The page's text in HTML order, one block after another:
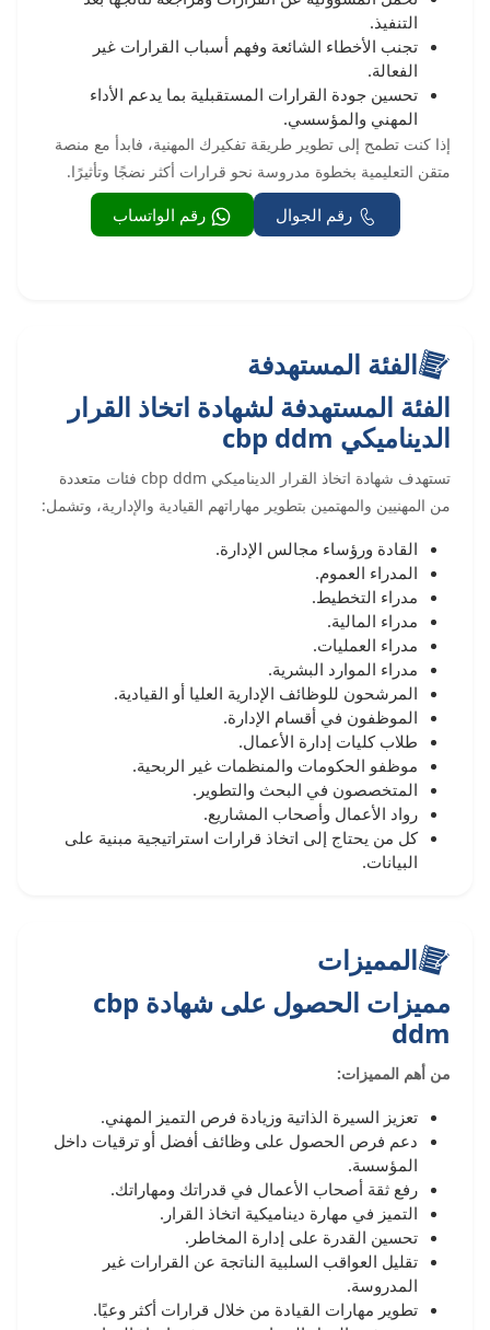
التنفيذ.
تجنب الأخطاء الشائعة وفهم أسباب القرارات غير
الفعالة.
تحسين جودة القرارات المستقبلية بما يدعم الأداء
المهني والمؤسسي.
إذا كنت تطمح إلى تطوير طريقة تفكيرك المهنية، فابدأ مع منصة
متقن التعليمية بخطوة مدروسة نحو قرارات أكثر نضجًا وتأثيرًا.
رقم الجوال رقم الواتساب
الفئة المستهدفة
الفئة المستهدفة لشهادة اتخاذ القرار
الديناميكي cbp ddm
تستهدف شهادة اتخاذ القرار الديناميكي cbp ddm فئات متعددة
من المهنيين والمهتمين بتطوير مهاراتهم القيادية والإدارية، وتشمل:
القادة ورؤساء مجالس الإدارة.
المدراء العموم.
مدراء التخطيط.
مدراء المالية.
مدراء العمليات.
مدراء الموارد البشرية.
المرشحون للوظائف الإدارية العليا أو القيادية.
الموظفون في أقسام الإدارة.
طلاب كليات إدارة الأعمال.
موظفو الحكومات والمنظمات غير الربحية.
المتخصصون في البحث والتطوير.
رواد الأعمال وأصحاب المشاريع.
كل من يحتاج إلى اتخاذ قرارات استراتيجية مبنية على
البيانات.
المميزات
مميزات الحصول على شهادة cbp
ddm
من أهم المميزات:
تعزيز السيرة الذاتية وزيادة فرص التميز المهني.
دعم فرص الحصول على وظائف أفضل أو ترقيات داخل
المؤسسة.
رفع ثقة أصحاب الأعمال في قدراتك ومهاراتك.
التميز في مهارة ديناميكية اتخاذ القرار.
تحسين القدرة على إدارة المخاطر.
تقليل العواقب السلبية الناتجة عن القرارات غير
المدروسة.
تطوير مهارات القيادة من خلال قرارات أكثر وعيًا.